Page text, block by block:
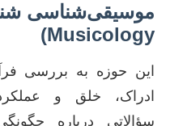
Musicology)
این حوزه به بررسی
ادراک، خلق و
سؤالاتی درباره